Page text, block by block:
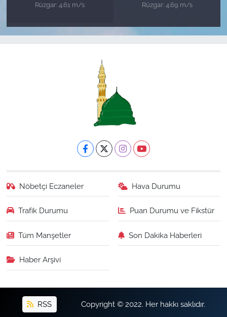
Rüzgar: 4.61 m/s
Rüzgar: 4.69 m/s
Nöbetçi Eczaneler Hava Durumu
Trafik Durumu Puan Durumu ve Fikstür
Tüm Manşetler Son Dakika Haberleri
Haber Arşivi
RSS Copyright © 2022. Her hakkı saklıdır.